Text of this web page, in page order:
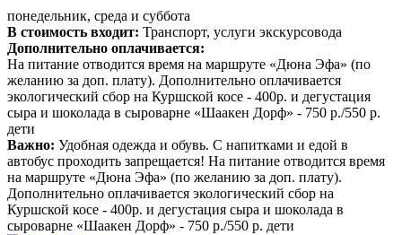
понедельник, среда и суббота
В стоимость входит: Транспорт, услуги экскурсовода
Дополнительно оплачивается:
На питание отводится время на маршруте «Дюна Эфа» (по
желанию за доп. плату). Дополнительно оплачивается
экологический сбор на Куршской косе - 400р. и дегустация
сыра и шоколада в сыроварне «Шаакен Дорф» - 750 р./550 р.
дети
Важно: Удобная одежда и обувь. С напитками и едой в
автобус проходить запрещается! На питание отводится время
на маршруте «Дюна Эфа» (по желанию за доп. плату).
Дополнительно оплачивается экологический сбор на
Куршской косе - 400р. и дегустация сыра и шоколада в
сыроварне «Шаакен Дорф» - 750 р./550 р. дети